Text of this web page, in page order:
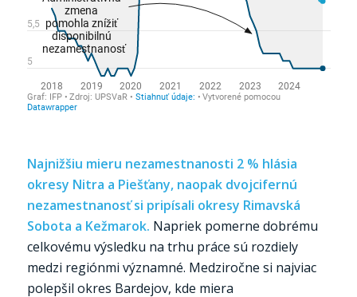
Najnižšiu mieru nezamestnanosti 2 % hlásia
okresy Nitra a Piešťany, naopak dvojcifernú
nezamestnanosť si pripísali okresy Rimavská
Sobota a Kežmarok. Napriek pomerne dobrému
celkovému výsledku na trhu práce sú rozdiely
medzi regiónmi významné. Medziročne si najviac
polepšil okres Bardejov, kde miera